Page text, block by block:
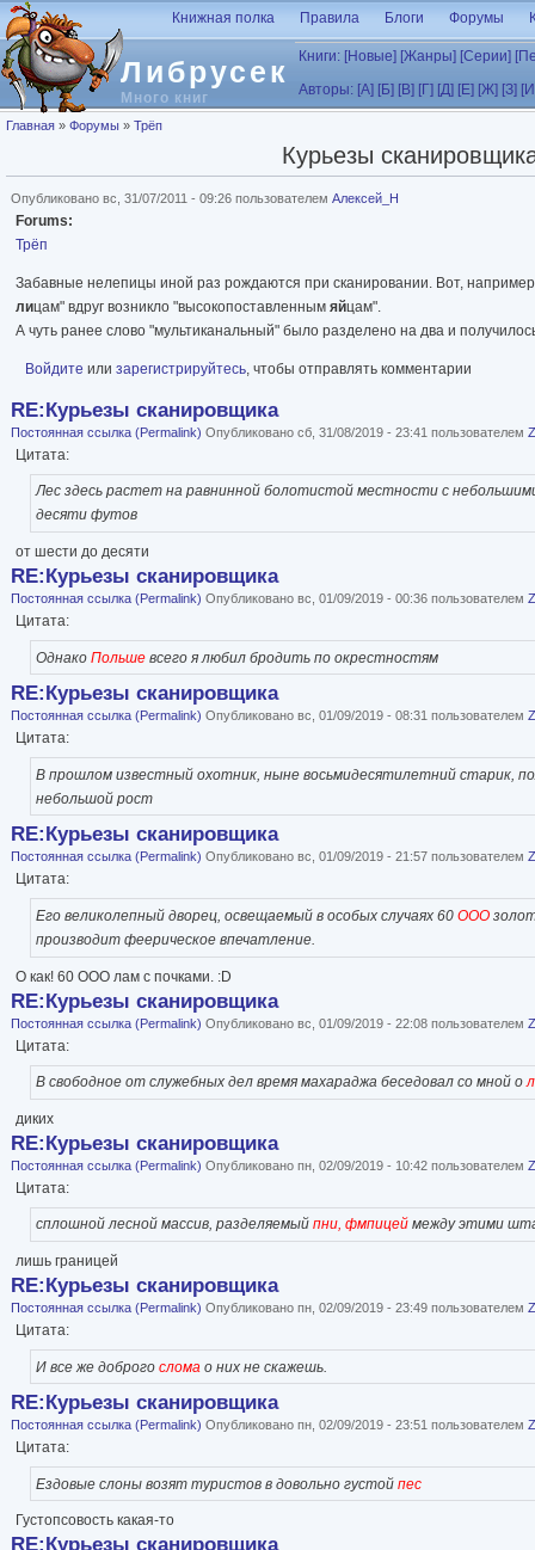
Перейти к основному содержанию
Либрусек
Много книг
Книжная полка Правила Блоги Форумы
Книги: [Новые] [Жанры] [Серии]
Авторы: [А] [Б] [В] [Г] [Д] [Е] [Ж] [З]
Вы здесь
Главная » Форумы » Трёп
Курьезы
Опубликовано вс, 31/07/2011 - 09:26 пользователем Алексей_Н
Forums:
Трёп
Забавные нелепицы иной раз рождаются при сканировании. Вот,
лицам" вдруг возникло "высокопоставленным яйцам".
А чуть ранее слово "мультиканальный" было разделено на два и
Войдите или зарегистрируйтесь, чтобы отправлять комментарии
RE:Курьезы сканировщика
Постоянная ссылка (Permalink) Опубликовано сб, 31/08/2019 - 23:41 пользователем
Цитата:
Лес здесь растет на равнинной болотистой местности с
десяти футов
от шести до десяти
RE:Курьезы сканировщика
Постоянная ссылка (Permalink) Опубликовано вс, 01/09/2019 - 00:36 пользователем
Цитата:
Однако Польшевсего я любил бродить по окрестностям
RE:Курьезы сканировщика
Постоянная ссылка (Permalink) Опубликовано вс, 01/09/2019 - 08:31 пользователем
Цитата:
В прошлом известный охотник, ныне восьмидесятилетний старик,
небольшой рост
RE:Курьезы сканировщика
Постоянная ссылка (Permalink) Опубликовано вс, 01/09/2019 - 21:57 пользователем
Цитата:
Его великолепный дворец, освещаемый в особых случаях 60 ООО
производит феерическое впечатление.
О как! 60 ООО лам с почками. :D
RE:Курьезы сканировщика
Постоянная ссылка (Permalink) Опубликовано вс, 01/09/2019 - 22:08 пользователем
Цитата:
В свободное от служебных дел время махараджа беседовал со мной о
диких
RE:Курьезы сканировщика
Постоянная ссылка (Permalink) Опубликовано пн, 02/09/2019 - 10:42 пользователем
Цитата:
сплошной лесной массив, разделяемый пни, фмпицеймежду этими
лишь границей
RE:Курьезы сканировщика
Постоянная ссылка (Permalink) Опубликовано пн, 02/09/2019 - 23:49 пользователем
Цитата:
И все же доброго слома о них не скажешь.
RE:Курьезы сканировщика
Постоянная ссылка (Permalink) Опубликовано пн, 02/09/2019 - 23:51 пользователем
Цитата:
Ездовые слоны возят туристов в довольно густой пес
Густопсовость какая-то
RE:Курьезы сканировщика